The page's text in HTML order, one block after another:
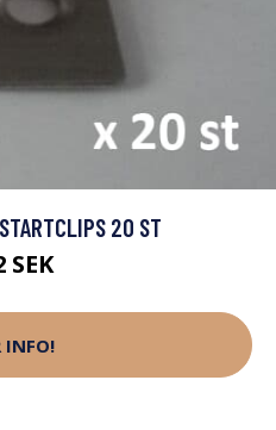
20 ST
SEK
INFO!